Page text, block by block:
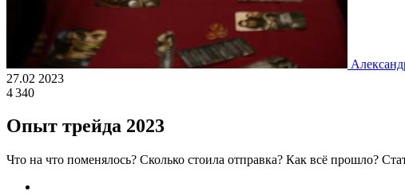
27.02 2023
4 340
Опыт трейда 2023
Что на что поменялось? Сколько стоила отправка? Как всё прошло?